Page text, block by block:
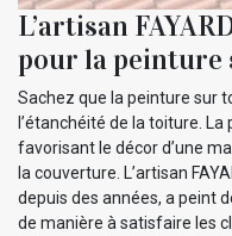
L’artisan
pour la peinture
Sachez que la peinture sur
l’étanchéité de la toiture.
favorisant le décor d’une
la couverture. L’artisan
depuis des années, a peint
de manière à satisfaire les